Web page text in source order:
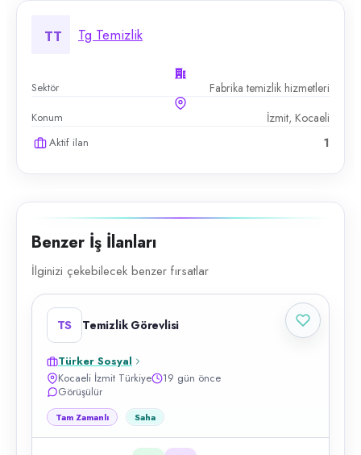
TT Tg Temizlik
Sektör Fabrika temizlik hizmetleri
Konum İzmit, Kocaeli
Aktif ilan 1
Benzer İş İlanları
İlginizi çekebilecek benzer fırsatlar
TS Temizlik Görevlisi
Türker Sosyal
Kocaeli İzmit Türkiye
19 gün önce
Görüşülür
Tam Zamanlı Saha